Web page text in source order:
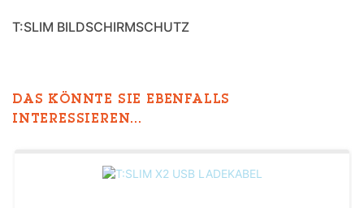
T:SLIM BILDSCHIRMSCHUTZ
DAS KÖNNTE SIE EBENFALLS
INTERESSIEREN...